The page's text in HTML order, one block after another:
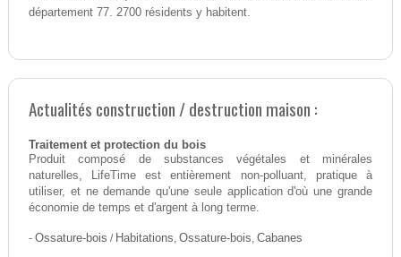
département 77. 2700 résidents y habitent.
Actualités construction / destruction maison :
Traitement et protection du bois
Produit composé de substances végétales et minérales
naturelles, LifeTime est entièrement non-polluant, pratique à
utiliser, et ne demande qu'une seule application d'où une grande
économie de temps et d'argent à long terme.
- Ossature-bois / Habitations, Ossature-bois, Cabanes